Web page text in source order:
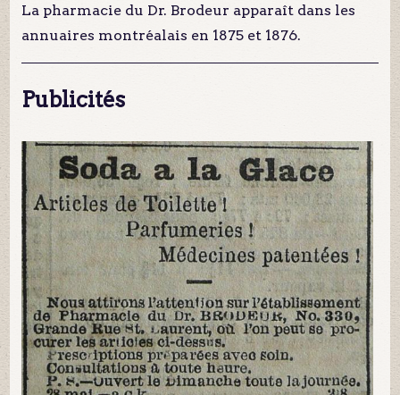
La pharmacie du Dr. Brodeur apparaît dans les
annuaires montréalais en 1875 et 1876.
Publicités